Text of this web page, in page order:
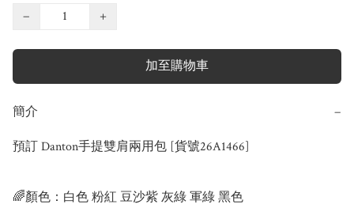
−
+
加至購物車
簡介 −
預訂 Danton手提雙肩兩用包 [貨號26A1466]
🌈顏色：白色 粉紅 豆沙紫 灰綠 軍綠 黑色